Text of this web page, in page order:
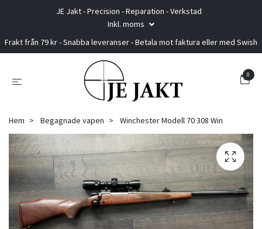
JE Jakt - Precision - Reparation - Verkstad
Inkl. moms
Frakt från 79 kr - Snabba leveranser - Betala mot faktura eller med Swish
0
Hem Begagnade vapen Winchester Modell 70 308 Win